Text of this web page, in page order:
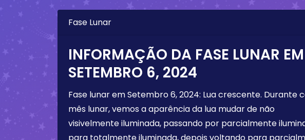
Fase Lunar
INFORMAÇÃO DA FASE LUNAR EM
SETEMBRO 6, 2024
Fase lunar emSetembro 6, 2024: Lua crescente. Durante
mês lunar, vemos a aparência da lua mudar de não
visivelmente iluminada, passando por parcialmente